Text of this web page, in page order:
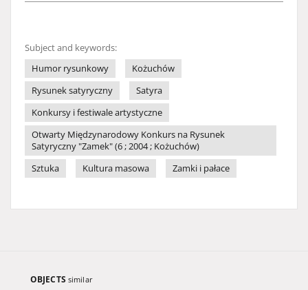
Subject and keywords:
Humor rysunkowy
Kożuchów
Rysunek satyryczny
Satyra
Konkursy i festiwale artystyczne
Otwarty Międzynarodowy Konkurs na Rysunek
Satyryczny "Zamek" (6 ; 2004 ; Kożuchów)
Sztuka
Kultura masowa Zamki i pałace
OBJECTS similar